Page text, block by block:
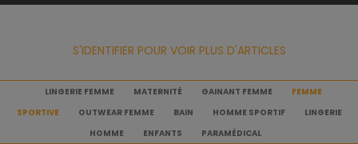
S'IDENTIFIER POUR VOIR PLUS D'ARTICLES
LINGERIE FEMME MATERNITÉ GAINANT FEMME
FEMME
SPORTIVE
OUTWEAR FEMME BAIN HOMME SPORTIF
LINGERIE
HOMME
ENFANTS PARAMÉDICAL